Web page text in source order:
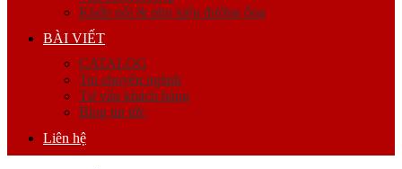
Khớp nối & phụ kiện đường ống
BÀI VIẾT
CATALOG
Tin chuyên ngành
Tư vấn khách hàng
Blog tin tức
Liên hệ